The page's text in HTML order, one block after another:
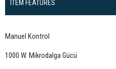
ITEM FEATURES
Manuel Kontrol
1000 W. Mikrodalga Gücü